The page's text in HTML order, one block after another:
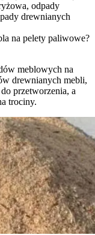
odpady
drewnianych
na pelety paliwowe?
meblowych na
drewnianych mebli,
przetworzenia, a
trociny.